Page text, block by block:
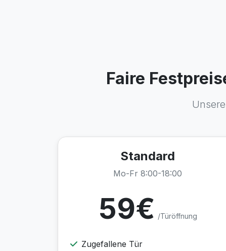
Faire
Standard
Mo-Fr 8:00-18:00
59€ /Türöffnung
Zugefallene Tür